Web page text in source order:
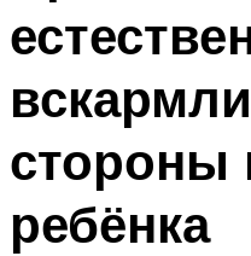
стороны
ребёнка